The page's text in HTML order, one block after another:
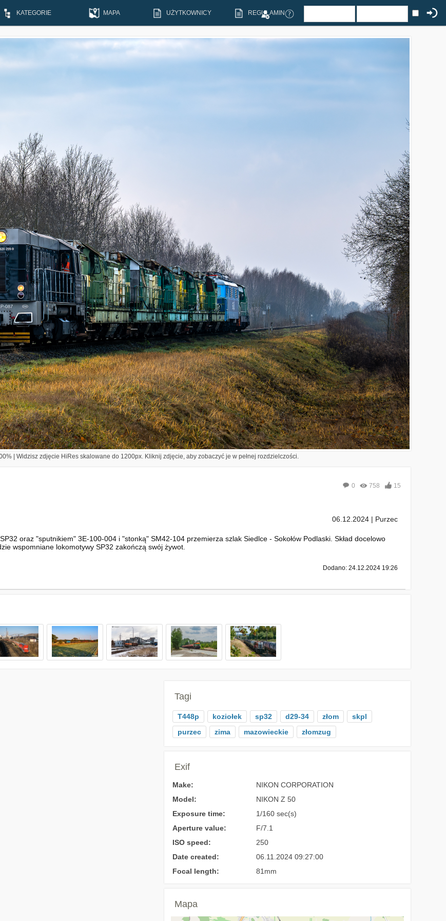
KATEGORIE MAPA UŻYTKOWNICY REGULAMIN
| Widzisz zdjęcie HiRes skalowane do 1200px. Kliknij zdjęcie, aby zobaczyć je w pełnej rozdzielczości.
0 758 15
06.12.2024 | Purzec
oraz "sputnikiem" 3E-100-004 i "stonką" SM42-104 przemierza szlak Siedlce - Sokołów Podlaski. Skład docelowo
wspomniane lokomotywy SP32 zakończą swój żywot.
Dodano: 24.12.2024 19:26
Tagi
T448p koziołek sp32 d29-34 złom
skpl
purzec
zima mazowieckie złomzug
Exif
Make:
NIKON CORPORATION
Model:
NIKON Z 50
Exposure time:
1/160 sec(s)
Aperture value:
F/7.1
ISO speed:
250
Date created:
06.11.2024 09:27:00
Focal length:
81mm
Mapa